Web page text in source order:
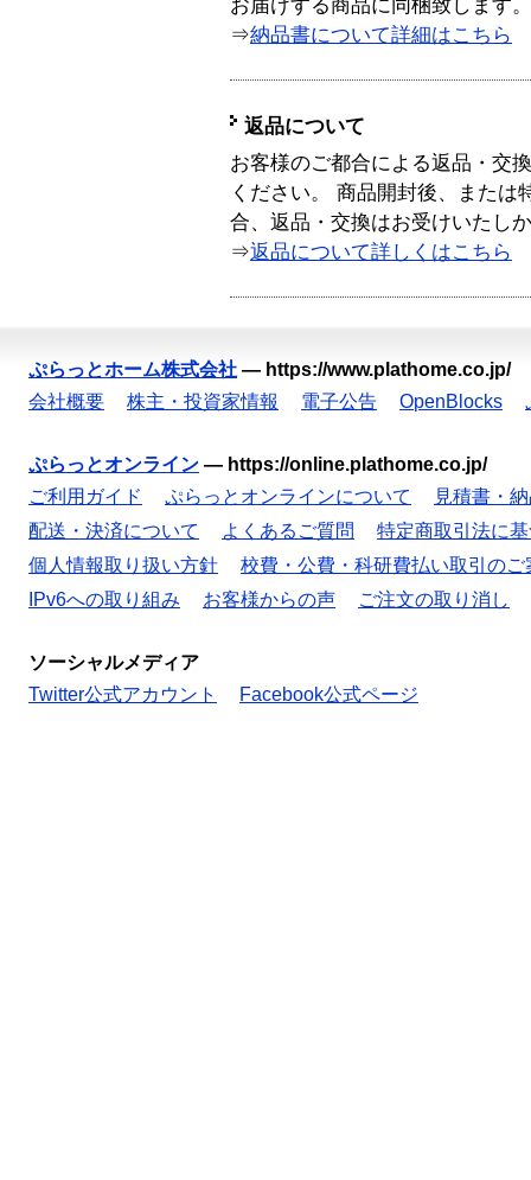
お届けする商品に同梱致します。
⇒納品書について詳細はこちら
返品について
お客様のご都合による返品・交
ください。 商品開封後、または
合、返品・交換はお受けいたし
⇒返品について詳しくはこちら
ぷらっとホーム株式会社 — https://www.plathome.co.jp/
会社概要
株主・投資家情報 電子公告 OpenBlocks
ぷらっとオンライン — https://online.plathome.co.jp/
ご利用ガイド
ぷらっとオンラインについて
見積書・
配送・決済について
よくあるご質問
特定商取引法に
個人情報取り扱い方針
校費・公費・科研費払い取引のご
IPv6への取り組み
お客様からの声 ご注文の取り消し
ソーシャルメディア
Twitter公式アカウント
Facebook公式ページ